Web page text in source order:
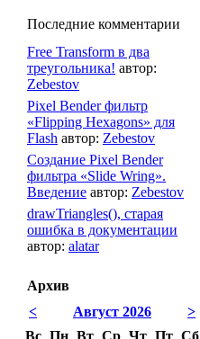
Последние комментарии
Free Transform в два
треугольника! автор:
Zebestov
Pixel Bender фильтр
«Flipping Hexagons» для
Flash автор: Zebestov
Создание Pixel Bender
фильтра «Slide Wring».
Введение автор: Zebestov
drawTriangles(), старая
ошибка в документации
автор: alatar
Архив
<
>
Август 2026
Вс Пн Вт Ср Чт Пт Сб